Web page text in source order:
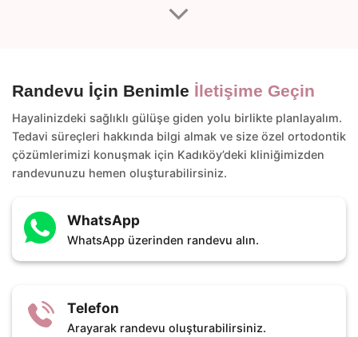
Randevu İçin Benimle İletişime Geçin
Hayalinizdeki sağlıklı gülüşe giden yolu birlikte planlayalım.
Tedavi süreçleri hakkında bilgi almak ve size özel ortodontik
çözümlerimizi konuşmak için Kadıköy’deki kliniğimizden
randevunuzu hemen oluşturabilirsiniz.
WhatsApp
WhatsApp üzerinden randevu alın.
Telefon
Arayarak randevu oluşturabilirsiniz.